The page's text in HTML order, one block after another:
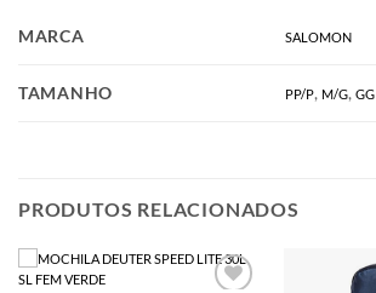
MARCA SALOMON
TAMANHO PP/P, M/G,GG
PRODUTOS RELACIONADOS